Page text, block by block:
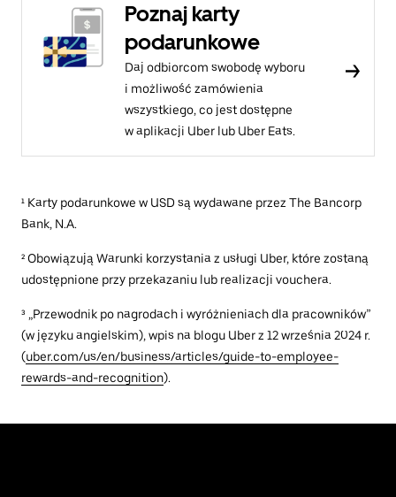
Poznaj karty
podarunkowe
Daj odbiorcom swobodę wyboru
i możliwość zamówienia
wszystkiego, co jest dostępne
w aplikacji Uber lub Uber Eats.
¹ Karty podarunkowe w USD są wydawane przez The Bancorp
Bank, N.A.
² Obowiązują Warunki korzystania z usługi Uber, które zostaną
udostępnione przy przekazaniu lub realizacji vouchera.
³ „Przewodnik po nagrodach i wyróżnieniach dla pracowników”
(w języku angielskim), wpis na blogu Uber z 12 września 2024 r.
(uber.com/us/en/business/articles/guide-to-employee-
rewards-and-recognition).